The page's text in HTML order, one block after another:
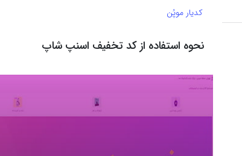
کدیار موپُن
نحوه استفاده از کد تخفیف اسنپ شاپ